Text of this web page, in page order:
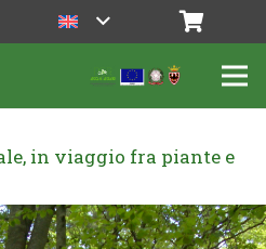
in viaggio fra piante e